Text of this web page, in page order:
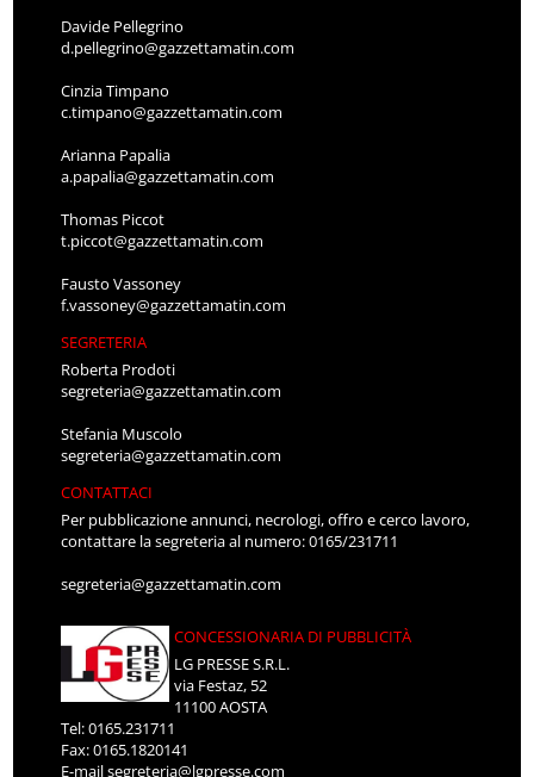
Davide Pellegrino
d.pellegrino@gazzettamatin.com
Cinzia Timpano
c.timpano@gazzettamatin.com
Arianna Papalia
a.papalia@gazzettamatin.com
Thomas Piccot
t.piccot@gazzettamatin.com
Fausto Vassoney
f.vassoney@gazzettamatin.com
SEGRETERIA
Roberta Prodoti
segreteria@gazzettamatin.com
Stefania Muscolo
segreteria@gazzettamatin.com
CONTATTACI
Per pubblicazione annunci, necrologi, offro e cerco lavoro,
contattare la segreteria al numero: 0165/231711
segreteria@gazzettamatin.com
CONCESSIONARIA DI PUBBLICITÀ
LG PRESSE S.R.L.
via Festaz, 52
11100 AOSTA
Tel: 0165.231711
Fax: 0165.1820141
E-mailsegreteria@lgpresse.com